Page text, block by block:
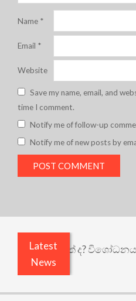
Name *
Email *
Website
Save my name, email, and
time I comment.
Notify me of follow-up
Notify me of new posts by
Latest
News
කුඩු නැත් ද? විශෝධනය